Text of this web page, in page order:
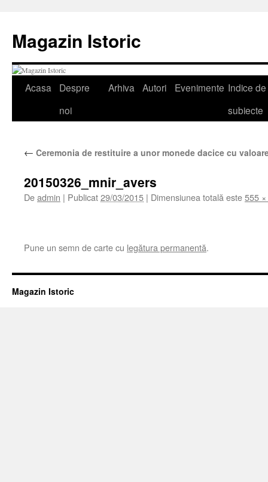
conținut
Magazin Istoric
Acasa
Despre
noi
Arhiva Autori Evenimente Indice de
subiecte
← Ceremonia de restituire a unor monede dacice cu
20150326_mnir_avers
Deadmin | Publicat29/03/2015 | Dimensiunea totală este555
Pune un semn de carte cu legătura permanentă.
Magazin Istoric